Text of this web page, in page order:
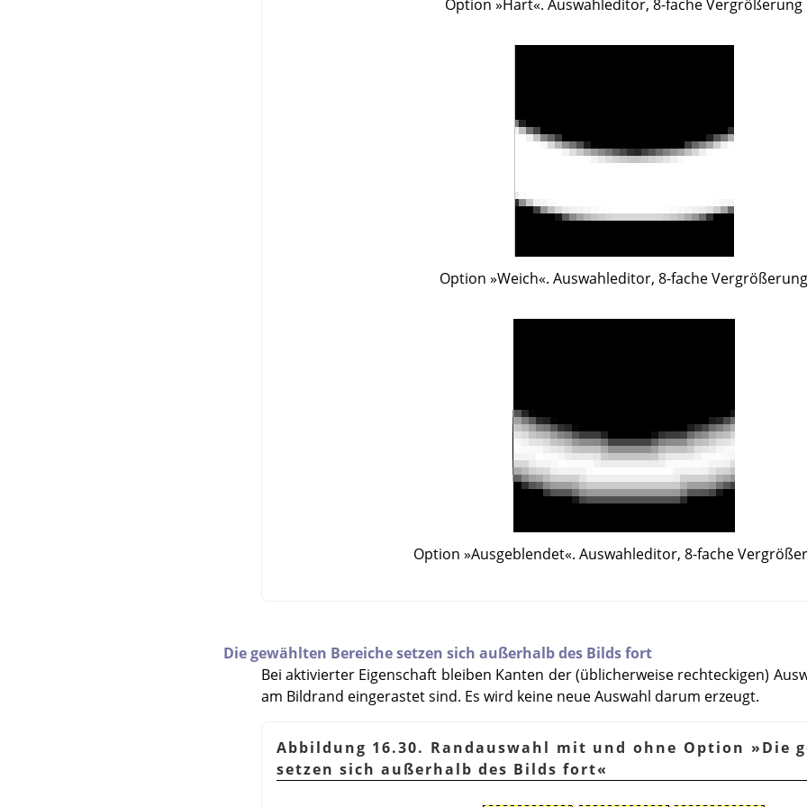
Option »Hart«. Auswahleditor, 8-fache Vergrößerung
Option »Weich«. Auswahleditor, 8-fache
Option »Ausgeblendet«. Auswahleditor, 8-fache
Die gewählten Bereiche setzen sich außerhalb des Bilds fort
Bei aktivierter Eigenschaft bleiben Kanten der (üblicherweise rechteckigen)
am Bildrand eingerastet sind. Es wird keine neue Auswahl darum erzeugt.
Abbildung 16.30. Randauswahl mit und ohne Option »Die
setzen sich außerhalb des Bilds fort«